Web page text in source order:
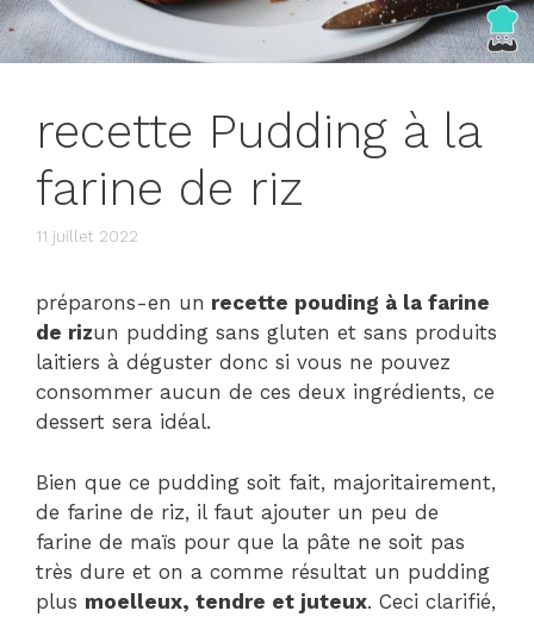
recette Pudding à la
farine de riz
11 juillet 2022
préparons-en un recette pouding à la farine
de rizun pudding sans gluten et sans produits
laitiers à déguster donc si vous ne pouvez
consommer aucun de ces deux ingrédients, ce
dessert sera idéal.
Bien que ce pudding soit fait, majoritairement,
de farine de riz, il faut ajouter un peu de
farine de maïs pour que la pâte ne soit pas
très dure et on a comme résultat un pudding
plus moelleux, tendre et juteux. Ceci clarifié,